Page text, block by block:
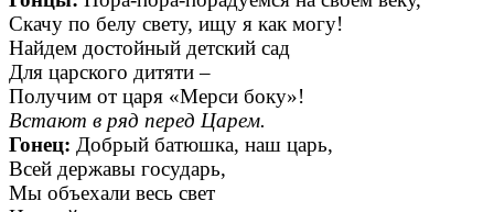
Скачу по белу свету, ищу я как могу!
Найдем достойный детский сад
Для царского дитяти –
Получим от царя «Мерси боку»!
Встают в ряд перед Царем.
Гонец: Добрый батюшка, наш царь,
Всей державы государь,
Мы объехали весь свет